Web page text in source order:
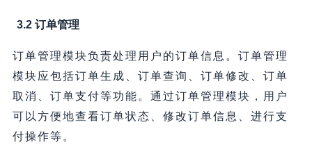
3.2 订单管理
订单管理模块负责处理用户的订单信息。订单管理
模块应包括订单生成、订单查询、订单修改、订单
取消、订单支付等功能。通过订单管理模块，用户
可以方便地查看订单状态、修改订单信息、进行支
付操作等。